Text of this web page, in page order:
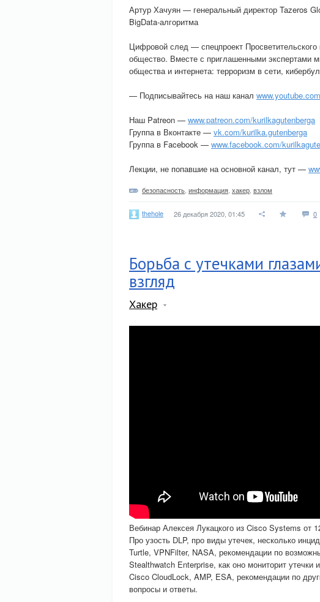
Артур Хачуян — генеральный директор Tazeros
BigData-алгоритма
Цифровой след — спецпроект Просветительского
общество. Вместе с приглашенными экспертами
общества и интернета: терроризм в сети,
— Подписывайтесь на наш канал
Наш Patreon — www.patreon.com/kurilkagutenberga
Группа в Вконтакте — vk.com/kurilka.gutenberga
Группа в Facebook — www.facebook.com/
Лекции, не попавшие на основной канал, тут —
безопасность информация хакер взлом
thehole 26 декабря 2020, 01:45 0
Борьба с утечками
взгляд
Хакер
Вебинар Алексея Лукацкого из Cisco Systems от
Про узость DLP, про виды утечек, несколько
Turtle, VPNFilter, NASA, рекомендации по
Stealthwatch Enterprise, как оно мониторит
Cisco CloudLock, AMP, ESA, рекомендации по
вопросы и ответы.